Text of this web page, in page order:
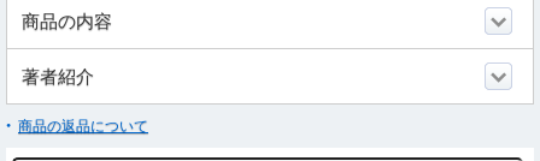
商品の内容
著者紹介
商品の返品について